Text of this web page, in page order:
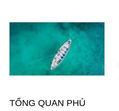
TỔNG QUAN PHÚ